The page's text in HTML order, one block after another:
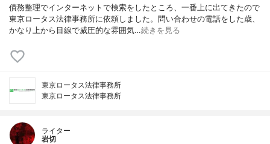
債務整理でインターネットで検索をしたところ、一番上に出てきたので
東京ロータス法律事務所に依頼しました。問い合わせの電話をした歳、
かなり上から目線で威圧的な雰囲気…続きを見る
東京ロータス法律事務所
東京ロータス法律事務所
ライター
岩切